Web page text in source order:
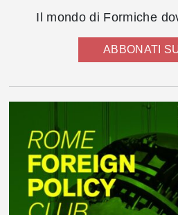
Il mondo di Formiche
ABBONATI